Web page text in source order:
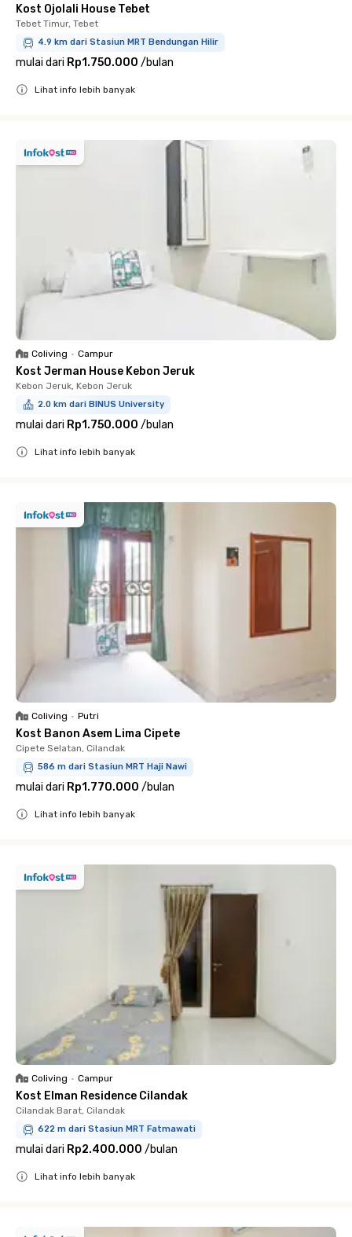
Kost Ojolali House Tebet
Tebet Timur, Tebet
4.9 km dari Stasiun MRT Bendungan Hilir
mulai dari Rp1.750.000 /bulan
Lihat info lebih banyak
Coliving • Campur
Kost Jerman House Kebon Jeruk
Kebon Jeruk, Kebon Jeruk
2.0 km dari BINUS University
mulai dari Rp1.750.000 /bulan
Lihat info lebih banyak
Coliving • Putri
Kost Banon Asem Lima Cipete
Cipete Selatan, Cilandak
586 m dari Stasiun MRT Haji Nawi
mulai dari Rp1.770.000 /bulan
Lihat info lebih banyak
Coliving • Campur
Kost Elman Residence Cilandak
Cilandak Barat, Cilandak
622 m dari Stasiun MRT Fatmawati
mulai dari Rp2.400.000 /bulan
Lihat info lebih banyak